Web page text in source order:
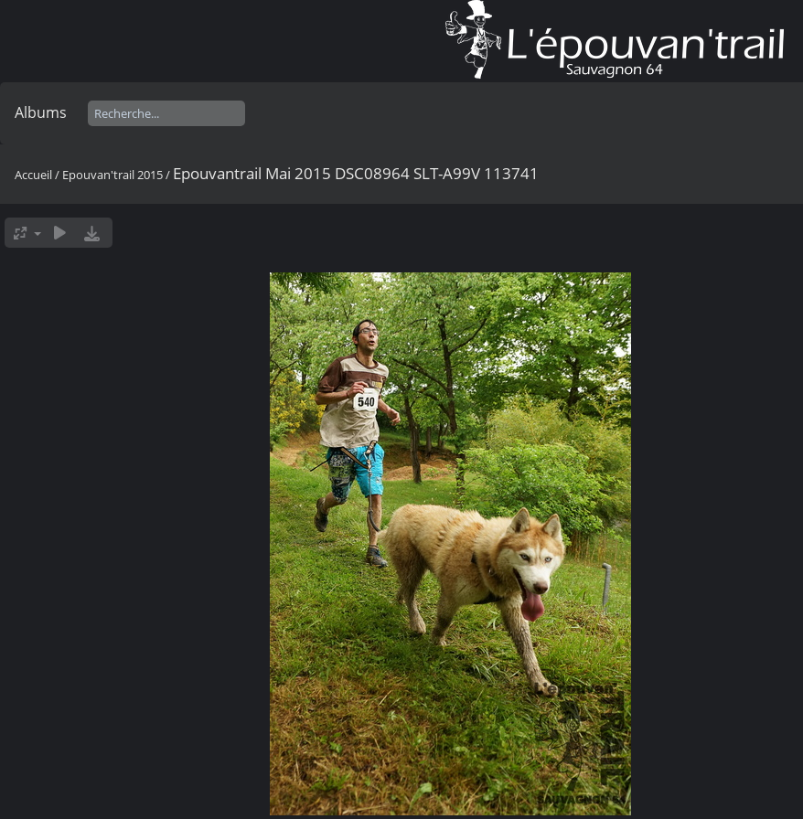
Albums
Accueil/ Epouvan'trail 2015/ Epouvantrail Mai 2015 DSC08964 SLT-A99V 113741